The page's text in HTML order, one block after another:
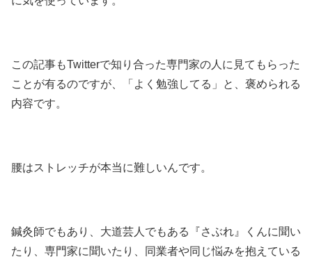
この記事もTwitterで知り合った専門家の人に見てもらった
ことが有るのですが、「よく勉強してる」と、褒められる
内容です。
腰はストレッチが本当に難しいんです。
鍼灸師でもあり、大道芸人でもある『さぶれ』くんに聞い
たり、専門家に聞いたり、同業者や同じ悩みを抱えている